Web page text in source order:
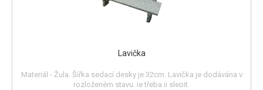
Lavička
Materiál - Žula. Šířka sedací desky je 32cm. Lavička je dodávána v
rozloženém stavu, je třeba ji slepit.